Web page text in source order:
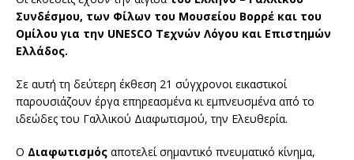
Συνδέσμου, των Φίλων του Μουσείου Βορρέ και του
Ομίλου για την UNESCO Τεχνών Λόγου και Επιστημών
Ελλάδος.
Σε αυτή τη δεύτερη έκθεση 21 σύγχρονοι εικαστικοί
παρουσιάζουν έργα επηρεασμένα κι εμπνευσμένα από το
ιδεώδες του Γαλλικού Διαφωτισμού, την Ελευθερία.
Ο Διαφωτισμός αποτελεί σημαντικό πνευματικό κίνημα,